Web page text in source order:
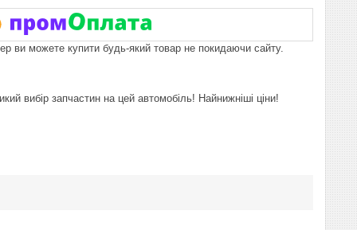
ви можете купити будь-який товар не покидаючи сайту.
вибір запчастин на цей автомобіль! Найнижніші ціни!